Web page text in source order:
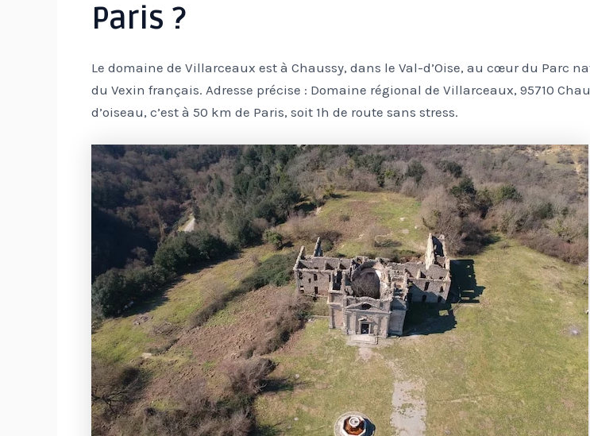
Paris ?
Le domaine de Villarceaux est à Chaussy, dans le Val-d’Oise, au cœur du Parc
du Vexin français. Adresse précise : Domaine régional de Villarceaux, 95710
d’oiseau, c’est à 50 km de Paris, soit 1h de route sans stress.